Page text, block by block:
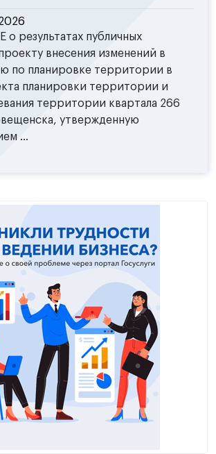
результатах публичных
внесения изменений в
по планировке территории в
планировки территории и
территории квартала 266
утвержденную
...